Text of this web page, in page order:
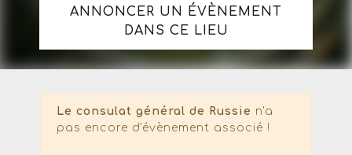
ANNONCER UN ÉVÈNEMENT
DANS CE LIEU
Le consulat général de Russie n'a
pas encore d'évènement associé !